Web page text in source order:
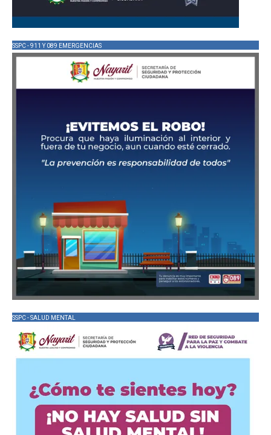
SSPC - 911 Y 089 EMERGENCIAS
SSPC - SALUD MENTAL